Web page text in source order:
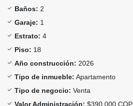
Baños: 2
Garaje: 1
Estrato: 4
Piso: 18
Año construcción: 2026
Tipo de inmueble: Apartamento
Tipo de negocio: Venta
Valor Administración: $390.000 COP